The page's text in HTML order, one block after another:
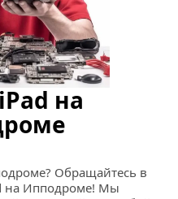
на
Обращайтесь в
на Ипподроме! Мы